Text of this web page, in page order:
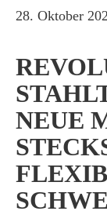
28. Oktober
NEUE